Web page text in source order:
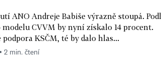
ANO Andreje Babiše výrazně stoupá.
CVVM by nyní získalo 14 procent.
podpora KSČM, té by dalo hlas...
2 min. čtení